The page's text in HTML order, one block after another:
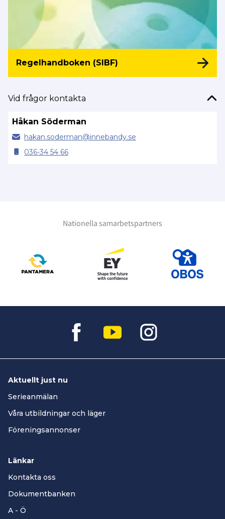
Regelhandboken (SIBF)
Vid frågor kontakta
Håkan Söderman
hakan.soderman@innebandy.se
036-34 54 66
Nationella samarbetspartners
Aktuellt just nu
Serieanmälan
Våra utbildningar och läger
Föreningsannonser
Länkar
Kontakta oss
Dokumentbanken
A - Ö